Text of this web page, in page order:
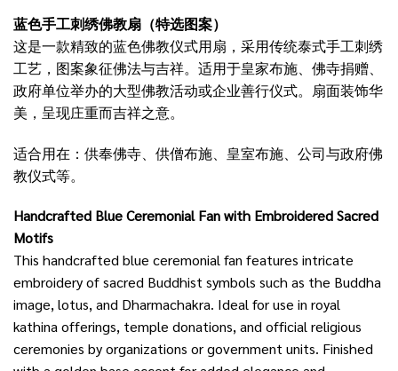
蓝色手工刺绣佛教扇（特选图案）
这是一款精致的蓝色佛教仪式用扇，采用传统泰式手工刺绣
工艺，图案象征佛法与吉祥。适用于皇家布施、佛寺捐赠、
政府单位举办的大型佛教活动或企业善行仪式。扇面装饰华
美，呈现庄重而吉祥之意。
适合用在：供奉佛寺、供僧布施、皇室布施、公司与政府佛
教仪式等。
Handcrafted Blue Ceremonial Fan with Embroidered Sacred
Motifs
This handcrafted blue ceremonial fan features intricate
embroidery of sacred Buddhist symbols such as the Buddha
image, lotus, and Dharmachakra. Ideal for use in royal
kathina offerings, temple donations, and official religious
ceremonies by organizations or government units. Finished